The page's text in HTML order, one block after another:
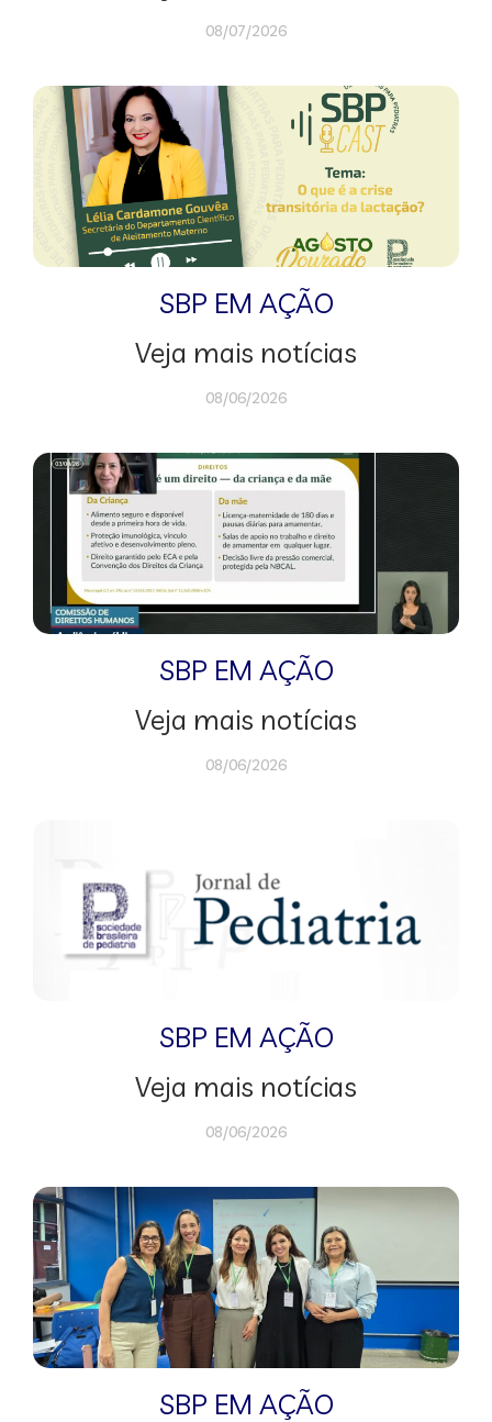
08/07/2026
SBP EM AÇÃO
Veja mais notícias
08/06/2026
SBP EM AÇÃO
Veja mais notícias
08/06/2026
SBP EM AÇÃO
Veja mais notícias
08/06/2026
SBP EM AÇÃO